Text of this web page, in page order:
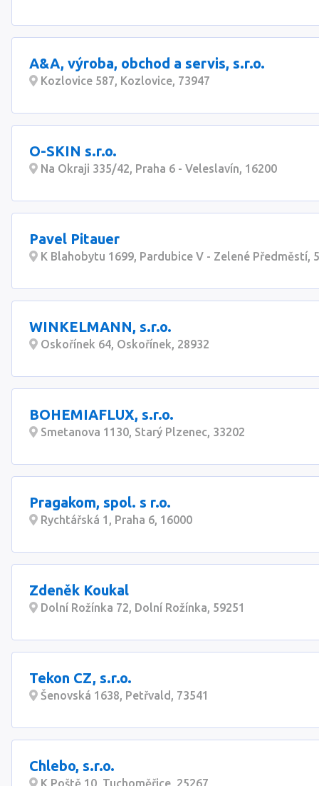
A&A, výroba, obchod a servis, s.r.o.
Kozlovice 587, Kozlovice, 73947
O-SKIN s.r.o.
Na Okraji 335/42, Praha 6 - Veleslavín, 16200
Pavel Pitauer
K Blahobytu 1699, Pardubice V - Zelené Předměstí,
WINKELMANN, s.r.o.
Oskořínek 64, Oskořínek, 28932
BOHEMIAFLUX, s.r.o.
Smetanova 1130, Starý Plzenec, 33202
Pragakom, spol. s r.o.
Rychtářská 1, Praha 6, 16000
Zdeněk Koukal
Dolní Rožínka 72, Dolní Rožínka, 59251
Tekon CZ, s.r.o.
Šenovská 1638, Petřvald, 73541
Chlebo, s.r.o.
K Poště 10, Tuchoměřice, 25267